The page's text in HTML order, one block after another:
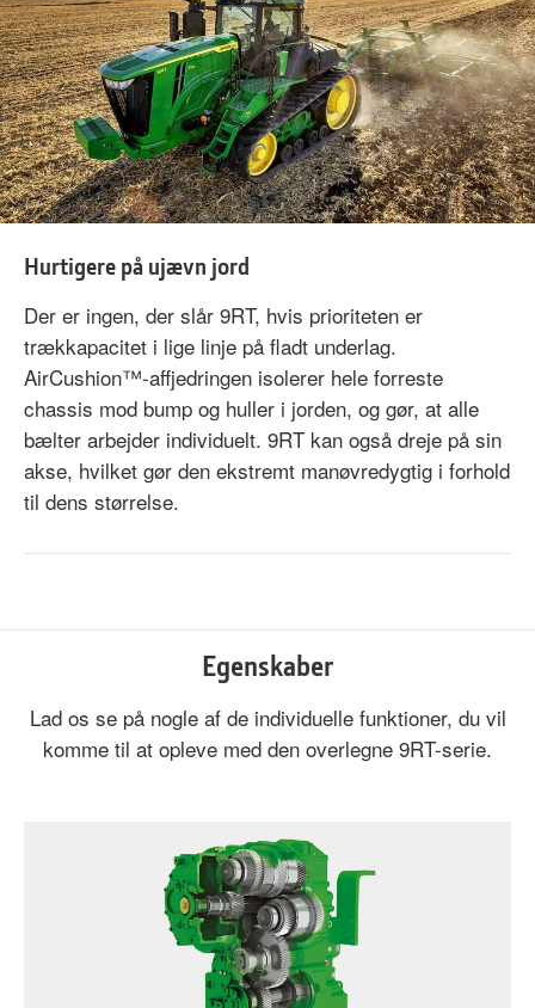
Hurtigere på ujævn jord
Der er ingen, der slår 9RT, hvis prioriteten er
trækkapacitet i lige linje på fladt underlag.
AirCushion™-affjedringen isolerer hele forreste
chassis mod bump og huller i jorden, og gør, at alle
bælter arbejder individuelt. 9RT kan også dreje på sin
akse, hvilket gør den ekstremt manøvredygtig i forhold
til dens størrelse.
Egenskaber
Lad os se på nogle af de individuelle funktioner, du vil
komme til at opleve med den overlegne 9RT-serie.